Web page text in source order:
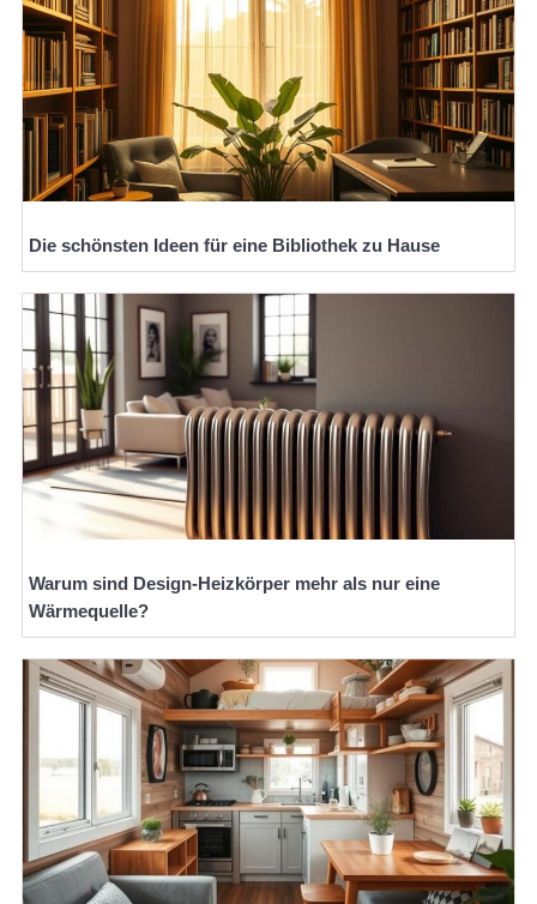
Die schönsten Ideen für eine Bibliothek zu Hause
Warum sind Design-Heizkörper mehr als nur eine
Wärmequelle?